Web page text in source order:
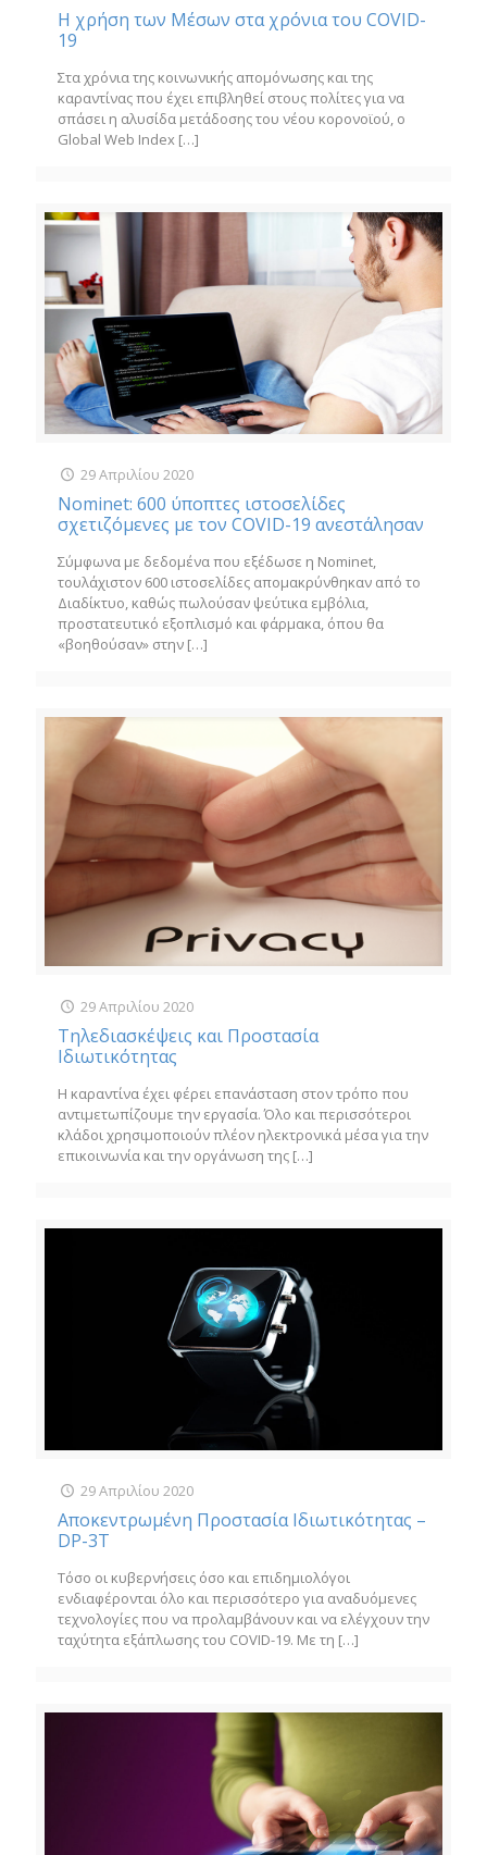
Η χρήση των Μέσων στα χρόνια του COVID-
19
Στα χρόνια της κοινωνικής απομόνωσης και της
καραντίνας που έχει επιβληθεί στους πολίτες για να
σπάσει η αλυσίδα μετάδοσης του νέου κορονοϊού, ο
Global Web Index […]
29 Απριλίου 2020
Nominet: 600 ύποπτες ιστοσελίδες
σχετιζόμενες με τον COVID-19 ανεστάλησαν
Σύμφωνα με δεδομένα που εξέδωσε η Nominet,
τουλάχιστον 600 ιστοσελίδες απομακρύνθηκαν από το
Διαδίκτυο, καθώς πωλούσαν ψεύτικα εμβόλια,
προστατευτικό εξοπλισμό και φάρμακα, όπου θα
«βοηθούσαν» στην […]
29 Απριλίου 2020
Τηλεδιασκέψεις και Προστασία
Ιδιωτικότητας
Η καραντίνα έχει φέρει επανάσταση στον τρόπο που
αντιμετωπίζουμε την εργασία. Όλο και περισσότεροι
κλάδοι χρησιμοποιούν πλέον ηλεκτρονικά μέσα για την
επικοινωνία και την οργάνωση της […]
29 Απριλίου 2020
Αποκεντρωμένη Προστασία Ιδιωτικότητας –
DP-3T
Τόσο οι κυβερνήσεις όσο και επιδημιολόγοι
ενδιαφέρονται όλο και περισσότερο για αναδυόμενες
τεχνολογίες που να προλαμβάνουν και να ελέγχουν την
ταχύτητα εξάπλωσης του COVID-19. Με τη […]